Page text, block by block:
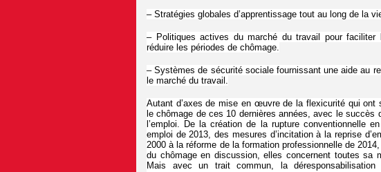
– Stratégies globales d’apprentissage tout au long de la
– Politiques actives du marché du travail pour faciliter
réduire les périodes de chômage.
– Systèmes de sécurité sociale fournissant une aide au
le marché du travail.
Autant d’axes de mise en œuvre de la flexicurité qui ont
le chômage de ces 10 dernières années, avec le succès
l’emploi. De la création de la rupture conventionnelle
emploi de 2013, des mesures d’incitation à la reprise
2000 à la réforme de la formation professionnelle de
du chômage en discussion, elles concernent toutes sa
Mais avec un trait commun, la